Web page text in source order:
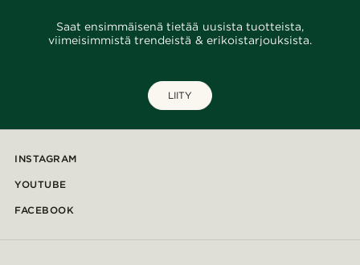
Saat ensimmäisenä tietää uusista tuotteista,
viimeisimmistä trendeistä & erikoistarjouksista.
LIITY
INSTAGRAM
YOUTUBE
FACEBOOK